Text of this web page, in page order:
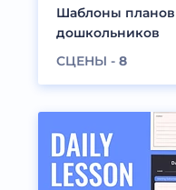
Шаблоны планов
дошкольников
СЦЕНЫ - 8